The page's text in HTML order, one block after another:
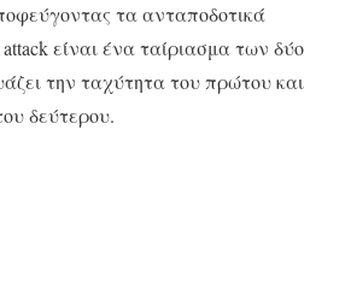
τα ανταποδοτικά
είναι ένα ταίριασμα των δύο
την ταχύτητα του πρώτου και
δεύτερου.